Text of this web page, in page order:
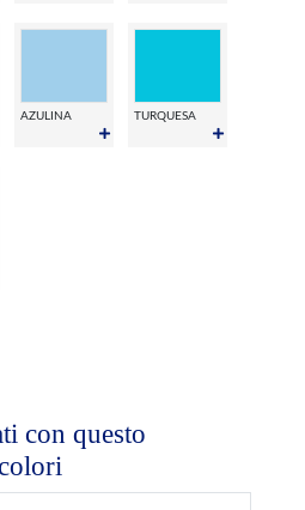
AZULINA TURQUESA
con questo